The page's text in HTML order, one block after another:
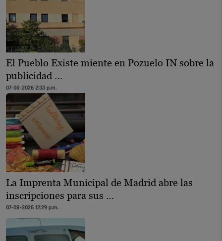
El Pueblo Existe miente en Pozuelo IN sobre la
publicidad …
07-08-2026 2:33 p.m.
La Imprenta Municipal de Madrid abre las
inscripciones para sus …
07-08-2026 12:29 p.m.